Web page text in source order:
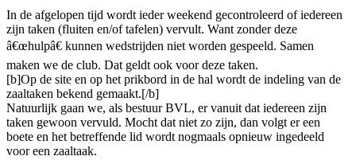
In de afgelopen tijd wordt ieder weekend gecontroleerd of iedereen
zijn taken (fluiten en/of tafelen) vervult. Want zonder deze
â€œhulpâ€ kunnen wedstrijden niet worden gespeeld. Samen
maken we de club. Dat geldt ook voor deze taken.
[b]Op de site en op het prikbord in de hal wordt de indeling van de
zaaltaken bekend gemaakt.[/b]
Natuurlijk gaan we, als bestuur BVL, er vanuit dat iedereen zijn
taken gewoon vervuld. Mocht dat niet zo zijn, dan volgt er een
boete en het betreffende lid wordt nogmaals opnieuw ingedeeld
voor een zaaltaak.